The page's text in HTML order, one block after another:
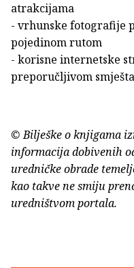
atrakcijama
- vrhunske fotografije
pojedinom rutom
- korisne internetske
preporučljivom
© Bilješke o knjigama
informacija dobivenih
uredničke obrade
kao takve ne smiju
uredništvom portala.